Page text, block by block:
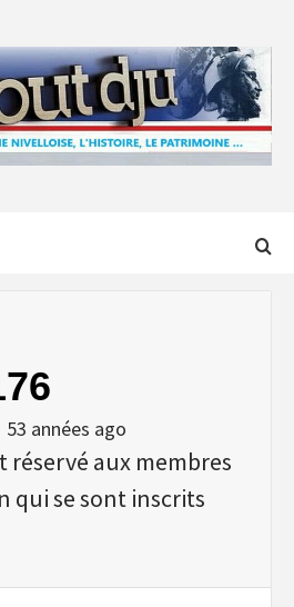
53 années ago
réservé aux membres
qui se sont inscrits